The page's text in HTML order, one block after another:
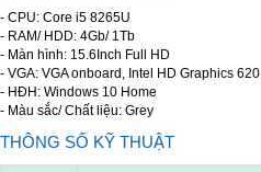
- CPU: Core i5 8265U
- RAM/ HDD: 4Gb/ 1Tb
- Màn hình: 15.6Inch Full HD
- VGA: VGA onboard, Intel HD Graphics 620
- HĐH: Windows 10 Home
- Màu sắc/ Chất liệu: Grey
THÔNG SỐ KỸ THUẬT